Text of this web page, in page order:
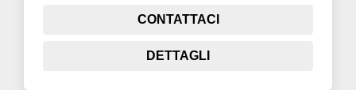
CONTATTACI
DETTAGLI